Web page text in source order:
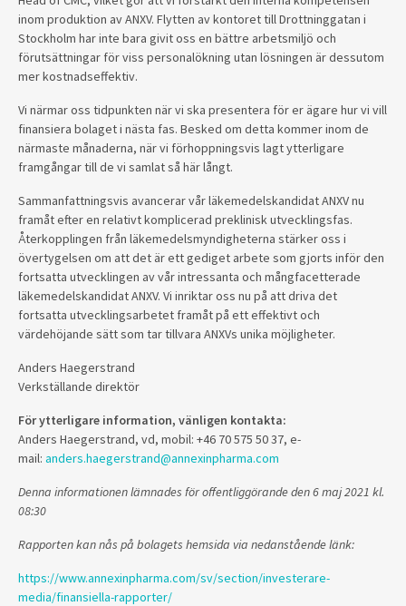
inom produktion av ANXV. Flytten av kontoret till Drottninggatan i
Stockholm har inte bara givit oss en bättre arbetsmiljö och
förutsättningar för viss personalökning utan lösningen är dessutom
mer kostnadseffektiv.
Vi närmar oss tidpunkten när vi ska presentera för er ägare hur vi vill
finansiera bolaget i nästa fas. Besked om detta kommer inom de
närmaste månaderna, när vi förhoppningsvis lagt ytterligare
framgångar till de vi samlat så här långt.
Sammanfattningsvis avancerar vår läkemedelskandidat ANXV nu
framåt efter en relativt komplicerad preklinisk utvecklingsfas.
Återkopplingen från läkemedelsmyndigheterna stärker oss i
övertygelsen om att det är ett gediget arbete som gjorts inför den
fortsatta utvecklingen av vår intressanta och mångfacetterade
läkemedelskandidat ANXV. Vi inriktar oss nu på att driva det
fortsatta utvecklingsarbetet framåt på ett effektivt och
värdehöjande sätt som tar tillvara ANXVs unika möjligheter.
Anders Haegerstrand
Verkställande direktör
För ytterligare information, vänligen kontakta:
Anders Haegerstrand, vd, mobil: +46 70 575 50 37, e-
mail: anders.haegerstrand@annexinpharma.com
Denna informationen lämnades för offentliggörande den 6 maj 2021 kl.
08:30
Rapporten kan nås på bolagets hemsida via nedanstående länk:
https://www.annexinpharma.com/sv/section/investerare-
media/finansiella-rapporter/